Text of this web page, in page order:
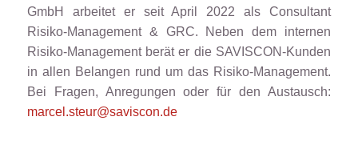
GmbH arbeitet er seit April 2022 als Consultant
Risiko-Management & GRC. Neben dem internen
Risiko-Management berät er die SAVISCON-Kunden
in allen Belangen rund um das Risiko-Management.
Bei Fragen, Anregungen oder für den Austausch:
marcel.steur@saviscon.de